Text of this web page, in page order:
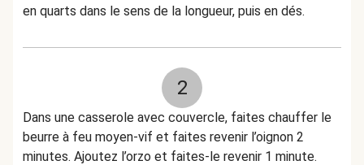
en quarts dans le sens de la longueur, puis en dés.
2
Dans une casserole avec couvercle, faites chauffer le
beurre à feu moyen-vif et faites revenir l’oignon 2
minutes. Ajoutez l’orzo et faites-le revenir 1 minute.